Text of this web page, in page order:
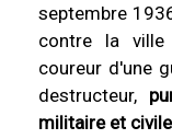
septembre
contre la
coureur d'une
destructeur,
militaire et civile